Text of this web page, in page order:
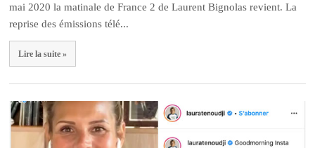
mai 2020 la matinale de France 2 de Laurent Bignolas revient. La
reprise des émissions télé...
Lire la suite »